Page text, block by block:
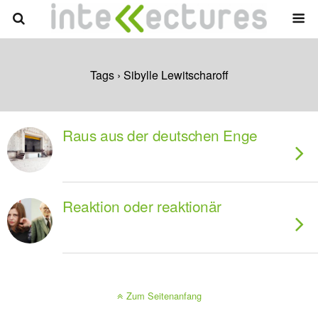
Tags › Sibylle Lewitscharoff
Raus aus der deutschen Enge
Reaktion oder reaktionär
Zum Seitenanfang